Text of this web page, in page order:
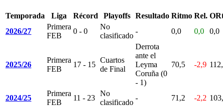
Temporada Liga Récord Playoffs Resultado Ritmo Rel.
2026/27
Primera
FEB
0 - 0
No
clasificado
- 0,0 0,0 0,0
2025/26
Primera
FEB
17 - 15
Cuartos
de Final
Derrota
ante el
Leyma
Coruña (0
- 1)
70,5 -2,9
2024/25
Primera
FEB
11 - 23
No
clasificado
- 71,2 -2,2